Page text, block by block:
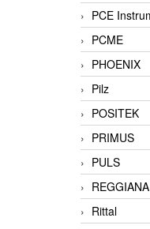
PCE
PCME
PHOENIX
Pilz
POSITEK
PRIMUS
PULS
Rittal